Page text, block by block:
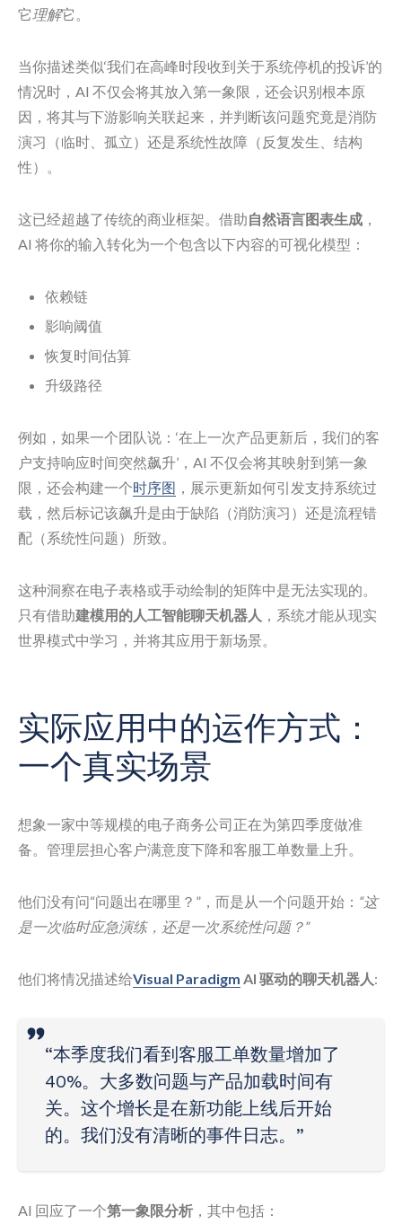
它理解它。
当你描述类似‘我们在高峰时段收到关于系统停机的投诉’的
情况时，AI 不仅会将其放入第一象限，还会识别根本原
因，将其与下游影响关联起来，并判断该问题究竟是消防
演习（临时、孤立）还是系统性故障（反复发生、结构
性）。
这已经超越了传统的商业框架。借助自然语言图表生成 ，
AI 将你的输入转化为一个包含以下内容的可视化模型：
依赖链
影响阈值
恢复时间估算
升级路径
例如，如果一个团队说：‘在上一次产品更新后，我们的客
户支持响应时间突然飙升’，AI 不仅会将其映射到第一象
限，还会构建一个时序图 ，展示更新如何引发支持系统过
载，然后标记该飙升是由于缺陷（消防演习）还是流程错
配（系统性问题）所致。
这种洞察在电子表格或手动绘制的矩阵中是无法实现的。
只有借助建模用的人工智能聊天机器人 ，系统才能从现实
世界模式中学习，并将其应用于新场景。
实际应用中的运作方式：
一个真实场景
想象一家中等规模的电子商务公司正在为第四季度做准
备。管理层担心客户满意度下降和客服工单数量上升。
他们没有问“问题出在哪里？”，而是从一个问题开始： “这
是一次临时应急演练，还是一次系统性问题？”
他们将情况描述给Visual Paradigm AI 驱动的聊天机器人:
“本季度我们看到客服工单数量增加了
40%。大多数问题与产品加载时间有
关。这个增长是在新功能上线后开始
的。我们没有清晰的事件日志。”
AI 回应了一个第一象限分析 ，其中包括：